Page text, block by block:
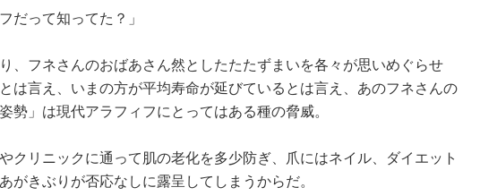
だって知ってた？」
、フネさんのおばあさん然としたたたずまいを各々が思いめぐらせ
は言え、いまの方が平均寿命が延びているとは言え、あのフネさんの
勢」は現代アラフィフにとってはある種の脅威。
クリニックに通って肌の老化を多少防ぎ、爪にはネイル、ダイエット
がきぶりが否応なしに露呈してしまうからだ。